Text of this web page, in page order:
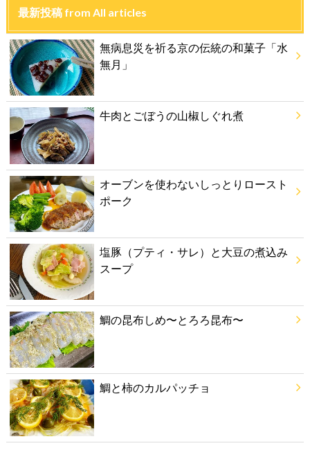
最新投稿 from All articles
無病息災を祈る京の伝統の和菓子「水
無月」
牛肉とごぼうの山椒しぐれ煮
オーブンを使わないしっとりロースト
ポーク
塩豚（プティ・サレ）と大豆の煮込み
スープ
鯛の昆布しめ〜とろろ昆布〜
鯛と柿のカルパッチョ